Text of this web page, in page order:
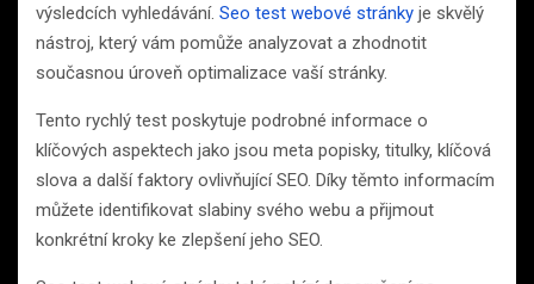
výsledcích vyhledávání. Seo test webové stránky je skvělý
nástroj, který vám pomůže analyzovat a zhodnotit
současnou úroveň optimalizace vaší stránky.
Tento rychlý test poskytuje podrobné informace o
klíčových aspektech jako jsou meta popisky, titulky, klíčová
slova a další faktory ovlivňující SEO. Díky těmto informacím
můžete identifikovat slabiny svého webu a přijmout
konkrétní kroky ke zlepšení jeho SEO.